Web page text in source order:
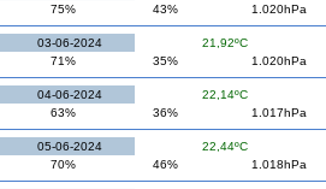
75%
43% 1.020hPa
03-06-2024 21,92ºC
71%
35% 1.020hPa
04-06-2024 22,14ºC
63%
36% 1.017hPa
05-06-2024 22,44ºC
70%
46% 1.018hPa